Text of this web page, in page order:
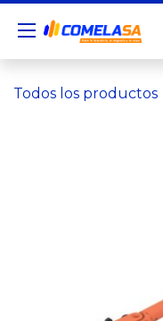
Todos los productos